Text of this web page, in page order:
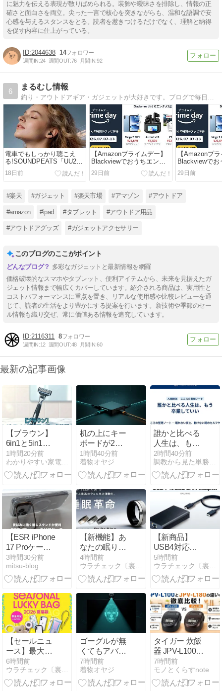
に魅力を伝える表現が散りばめられる。装飾や曖昧さを排除し、情報の正
確さと面白さを両立。尖った一言で核心を突きながらも、温和な語調で安
心感を与えるスタンスをとる。読者を惹きつけるだけでなく、理解と納得
を促す内容に仕上がっている。
2044638 14
週間IN:24 週間OUT:76 月間IN:92
6
まるむし情報
電車でもしっかり聴こえ
る!SOUNDPEATS「UU2イ
ヤーカフ」実機レビュー
【7,280円でLDAC対応】
18日前
【Amazonプライムデー】
Blackviewでおうちエンタ
メを格上げ！タブレット・
イヤホン・プロジェクター
のお得な3製品まとめ
29日前
【Amazonプ
Blackviewでお
メを格上げ！
イヤホン・プ
のお得な3製品
29日前
#楽天 #ガジェット #楽天市場 #アマゾン #アウトドア
#amazon #ipad #タブレット #アウトドア用品
#アウトドアグッズ #ガジェットアクセサリー
このブログのここがポイント
多彩なガジェットと最新情報を網羅
価格破壊的なスマホやタブレット、便利アイテムから、未来を見据えたガ
ジェット情報まで幅広くカバーしています。紹介される商品は、実用性と
コストパフォーマンスに重点を置き、リアルな使用感や比較レビューを通
じて、読者の生活をより豊かにする提案を行います。新技術や季節のセー
ル情報も織り交ぜ、常に価値ある情報を追究しています。
2116311 8
週間IN:12 週間OUT:48 月間IN:60
最新の記事画像
【ブラウン】
6in1と5in1の
洗浄器の違い
を比較！全自
動プレミアム
浄器の違いと
どっちがいい
のか解説
1時間20分前
わかりやすい家電紹介の広場
机の上にキー
ボードが2組
ある〜モニタ
ーとUSBごと
切り替える
を、売れ筋7
機種と比べて
選んだ
1時間40分前
着物オヤジ
誰かと比べる
人生は、もう
卒業していい
2時間40分前
調教から見た単勝複勝買い目の競馬予想
【ESR iPhone
17 Proケース
レビュー】黄
ばみにくいク
リアケースに
ド」。
MagSafe対応
で使いやすい
3時間30分前
mitsu-blog
【新機能】あ
なたの眠りを
動物で診断！
「Re・De
Ring」に睡眠
眠16タイプ分
析（アニマル
編）」が登場
4時間前
ウラチェック〔裏チェック〕
【新商品】
USB4対応で
10GbEを実
現！センチュ
リー、10GbE
ー
「CFULAN10G」
を発売
5時間前
ウラチェック〔裏チェック〕
【セールニュ
ース】最大
73％OFFの
「Hamee
2026
6時間前
ウラチェック〔裏チェック〕
ゴーグルが無
くてもアバタ
ーの表情は動
かせるのか〜
Webカメラだ
7時間前
着物オヤジ
タイガー 炊飯
器 JPV-L100と
JPV-L180の違
いを徹底比較
レビュー｜買
7時間前
モノとくらすnote